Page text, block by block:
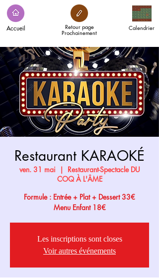
Accueil Calendrier
Retour page
Prochainement
Restaurant KARAOKÉ
ven. 31 mai
  |
Restaurant-Spectacle DU
COQ À L'ÂME
Formule : Entrée + Plat + Dessert 33€
Menu Enfant 18€
Les inscriptions sont closes
Voir autres événements